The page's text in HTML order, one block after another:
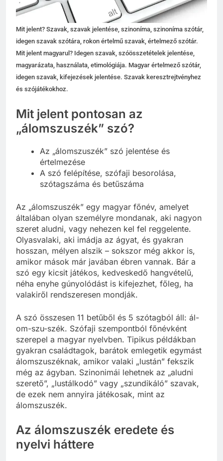
Mit jelent? Szavak, szavak jelentése, szinoníma, szinoníma szótár,
idegen szavak szótára, rokon értelmű szavak, értelmező szótár.
Mit jelent magyarul? Idegen szavak, szóösszetételek jelentése,
magyarázata, használata, etimológiája. Magyar értelmező szótár,
idegen szavak, kifejezések jelentése. Szavak keresztrejtvényhez
és szójátékokhoz.
Mit jelent pontosan az
„álomszuszék” szó?
Az „álomszuszék” szó jelentése és
értelmezése
A szó felépítése, szófaji besorolása,
szótagszáma és betűszáma
Az „álomszuszék” egy magyar főnév, amelyet
általában olyan személyre mondanak, aki nagyon
szeret aludni, vagy nehezen kel fel reggelente.
Olyasvalaki, aki imádja az ágyat, és gyakran
hosszan, mélyen alszik – sokszor még akkor is,
amikor mások már javában ébren vannak. Bár a
szó egy kicsit játékos, kedveskedő hangvételű,
néha enyhe gúnyolódást is kifejezhet, főleg, ha
valakiről rendszeresen mondják.
A szó összesen 11 betűből és 5 szótagból áll: ál-
om-szu-szék. Szófaji szempontból főnévként
szerepel a magyar nyelvben. Tipikus példákban
gyakran családtagok, barátok emlegetik egymást
álomszuszéknak, amikor valaki „lustán” fekszik
még az ágyban. Szinonimái lehetnek az „aludni
szerető”, „lustálkodó” vagy „szundikáló” szavak,
de ezek nem annyira játékosak, mint az
álomszuszék.
Az álomszuszék eredete és
nyelvi háttere